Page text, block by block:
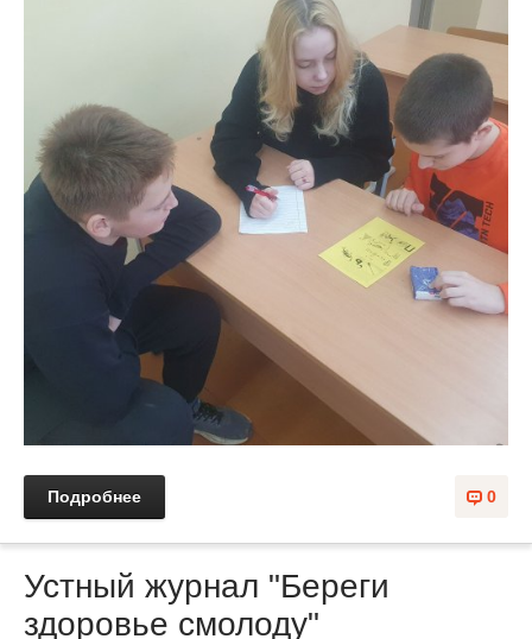
0
Подробнее
Устный журнал "Береги
здоровье смолоду"